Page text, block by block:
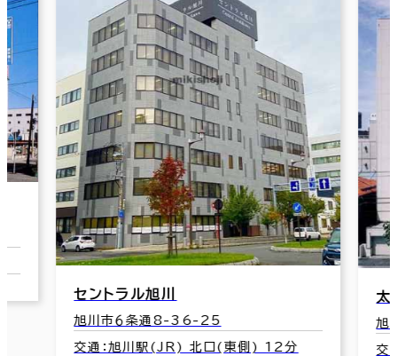
太陽生命旭川ビル
旭川市１条通9右10
交通：旭川駅(JR) 東口 4分